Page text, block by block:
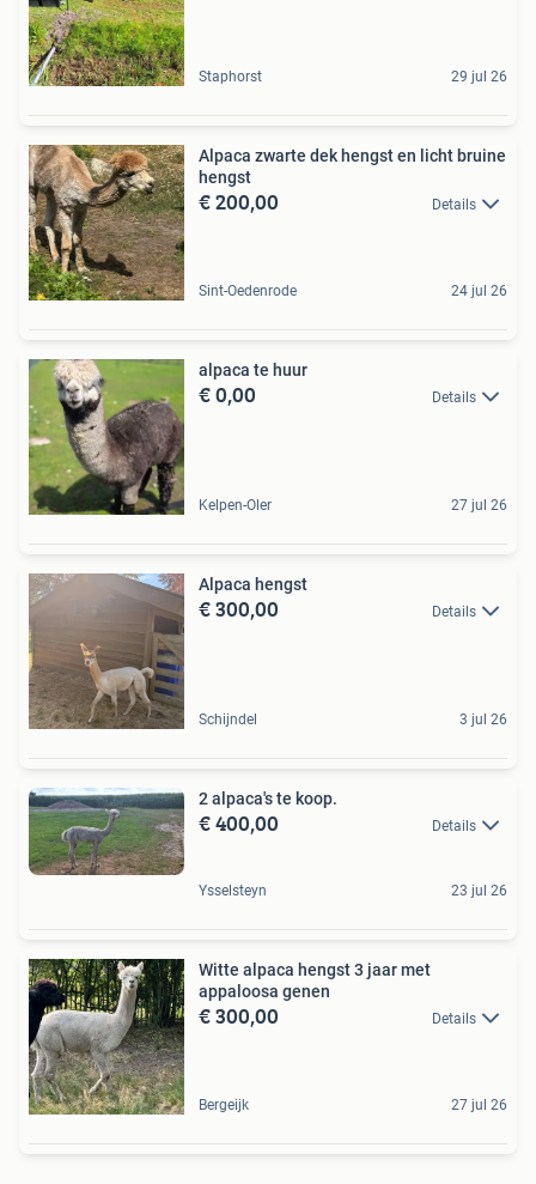
Staphorst 29 jul 26
Alpaca zwarte dek hengst en licht bruine
hengst
€ 200,00 Details
Sint-Oedenrode 24 jul 26
alpaca te huur
€ 0,00 Details
Kelpen-Oler 27 jul 26
Alpaca hengst
€ 300,00 Details
Schijndel 3 jul 26
2 alpaca's te koop.
€ 400,00 Details
Ysselsteyn 23 jul 26
Witte alpaca hengst 3 jaar met
appaloosa genen
€ 300,00 Details
Bergeijk 27 jul 26